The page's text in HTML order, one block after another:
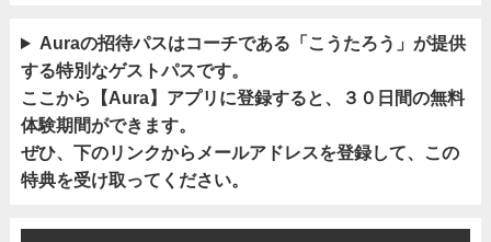
Auraの招待パスはコーチである「こうたろう」が提供
する特別なゲストパスです。
ここから【Aura】アプリに登録すると、３０日間の無料
体験期間ができます。
ぜひ、下のリンクからメールアドレスを登録して、この
特典を受け取ってください。